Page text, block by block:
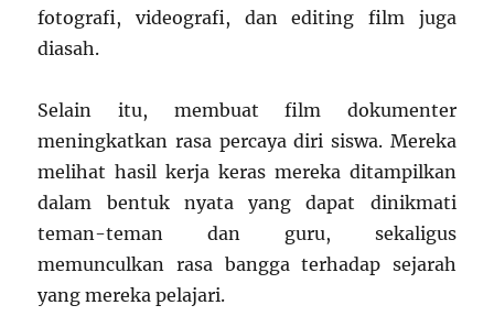
fotografi, videografi, dan editing film juga
diasah.
Selain itu, membuat film dokumenter
meningkatkan rasa percaya diri siswa. Mereka
melihat hasil kerja keras mereka ditampilkan
dalam bentuk nyata yang dapat dinikmati
teman-teman dan guru, sekaligus
memunculkan rasa bangga terhadap sejarah
yang mereka pelajari.